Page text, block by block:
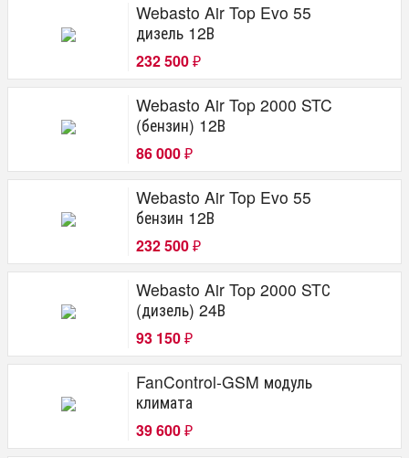
Webasto Air Top Evo 55
дизель 12В
232 500 ₽
Webasto Air Top 2000 STC
(бензин) 12В
86 000 ₽
Webasto Air Top Evo 55
бензин 12В
232 500 ₽
Webasto Air Top 2000 STС
(дизель) 24В
93 150 ₽
FanControl-GSM модуль
климата
39 600 ₽